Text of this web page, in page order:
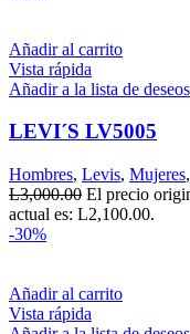
Añadir al carrito
Vista rápida
Añadir a la lista de deseos
LEVI´S LV5005
Hombres, Levis, Mujeres,
L3,000.00 El precio
actual es: L2,100.00.
-30%
Añadir al carrito
Vista rápida